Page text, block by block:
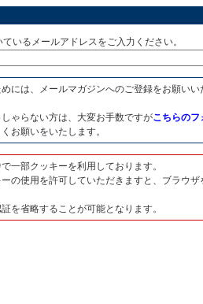
いるメールアドレスをご入力ください。
には、メールマガジンへのご登録をお願いい
ゃらない方は、大変お手数ですがこちらのフ
お願いをいたします。
一部クッキーを利用しております。
の使用を許可していただきますと、ブラウザ
を省略することが可能となります。